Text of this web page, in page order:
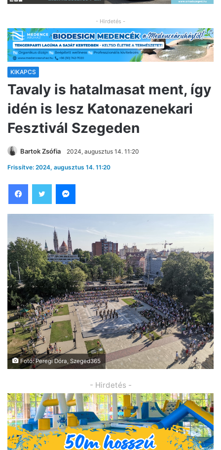
- Hirdetés -
KIKAPCS
Tavaly is hatalmasat ment, így
idén is lesz Katonazenekari
Fesztivál Szegeden
Bartok Zsófia 2024, augusztus 14. 11:20
Frissítve: 2024, augusztus 14. 11:20
Fotó: Peregi Dóra, Szeged365
- Hirdetés -